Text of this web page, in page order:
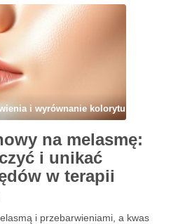
…
i wyrównanie kolorytu
na melasmę:
i unikać
w terapii
i przebarwieniami, a kwas